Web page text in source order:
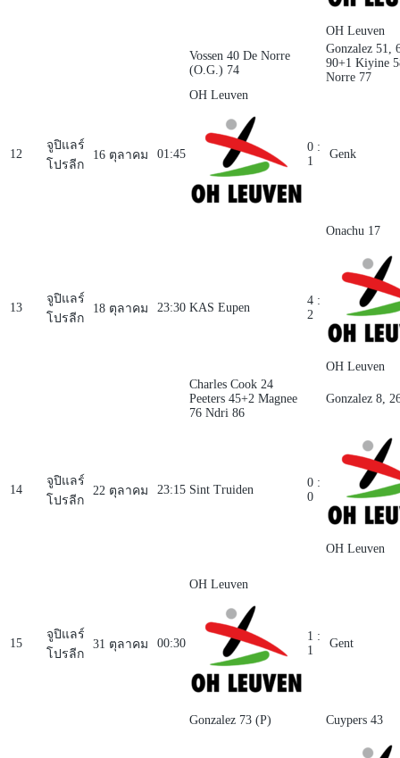
OH Leuven
Vossen 40 De Norre
(O.G.) 74
Gonzalez 51,
90+1 Kiyine
Norre 77
12
จูปิแลร์
โปรลีก
16 ตุลาคม 01:45
OH Leuven
0 :
1
Genk
Onachu 17
13
จูปิแลร์
โปรลีก
18 ตุลาคม 23:30 KAS Eupen
4 :
2
OH Leuven
Charles Cook 24
Peeters 45+2 Magnee
76 Ndri 86
Gonzalez 8,
14
จูปิแลร์
โปรลีก
22 ตุลาคม 23:15 Sint Truiden
0 :
0
OH Leuven
15
จูปิแลร์
โปรลีก
31 ตุลาคม 00:30
OH Leuven
1 :
1
Gent
Gonzalez 73 (P) Cuypers 43